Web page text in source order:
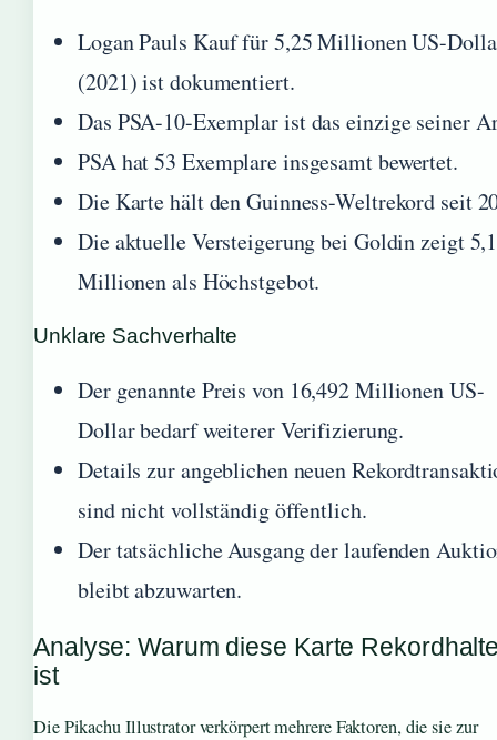
Logan Pauls Kauf für 5,25 Millionen US-
(2021) ist dokumentiert.
Das PSA-10-Exemplar ist das einzige seiner
PSA hat 53 Exemplare insgesamt bewertet.
Die Karte hält den Guinness-Weltrekord seit
Die aktuelle Versteigerung bei Goldin zeigt 5,1
Millionen als Höchstgebot.
Unklare Sachverhalte
Der genannte Preis von 16,492 Millionen US-
Dollar bedarf weiterer Verifizierung.
Details zur angeblichen neuen
sind nicht vollständig öffentlich.
Der tatsächliche Ausgang der laufenden
bleibt abzuwarten.
Analyse: Warum diese Karte
ist
Die Pikachu Illustrator verkörpert mehrere Faktoren, die sie zur